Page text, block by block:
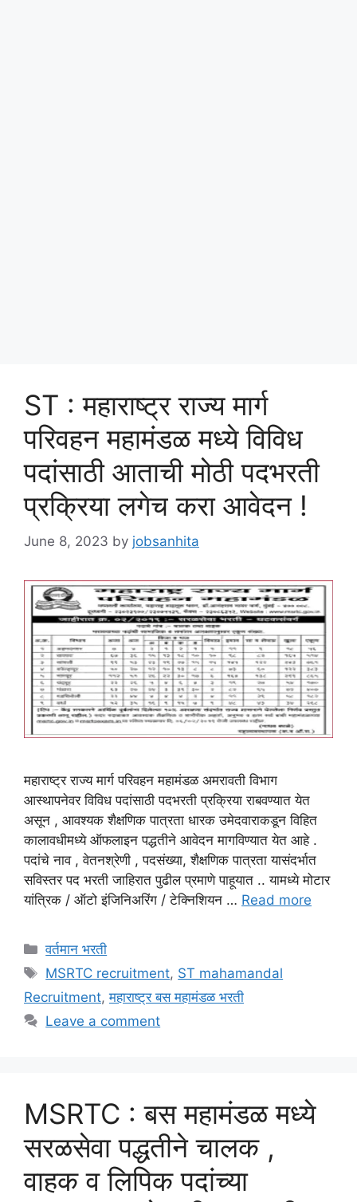
ST : महाराष्ट्र राज्य मार्ग
परिवहन महामंडळ मध्ये विविध
पदांसाठी आताची मोठी पदभरती
प्रक्रिया लगेच करा आवेदन !
June 8, 2023 by jobsanhita
महाराष्ट्र राज्य मार्ग परिवहन महामंडळ अमरावती विभाग
आस्थापनेवर विविध पदांसाठी पदभरती प्रक्रिया राबवण्यात येत
असून , आवश्यक शैक्षणिक पात्रता धारक उमेदवाराकडून विहित
कालावधीमध्ये ऑफलाइन पद्धतीने आवेदन मागविण्यात येत आहे .
पदांचे नाव , वेतनश्रेणी , पदसंख्या, शैक्षणिक पात्रता यासंदर्भात
सविस्तर पद भरती जाहिरात पुढील प्रमाणे पाहूयात .. यामध्ये मोटार
यांत्रिक / ऑटो इंजिनिअरिंग / टेक्निशियन … Read more
Categories
वर्तमान भरती
Tags
MSRTC recruitment, ST mahamandal
Recruitment,महाराष्ट्र बस महामंडळ भरती
Leave a comment
MSRTC : बस महामंडळ मध्ये
सरळसेवा पद्धतीने चालक ,
वाहक व लिपिक पदांच्या